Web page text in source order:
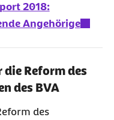
2018:
Angehörige
die Reform des
des BVA
des